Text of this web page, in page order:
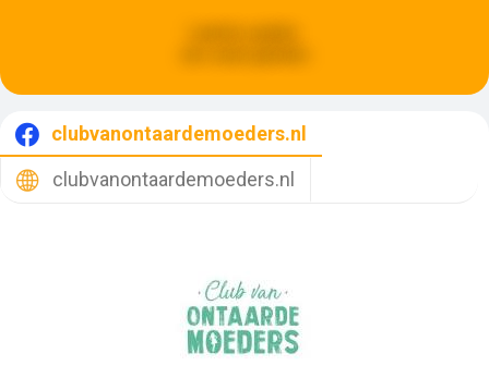
clubvanontaardemoeders.nl
clubvanontaardemoeders.nl